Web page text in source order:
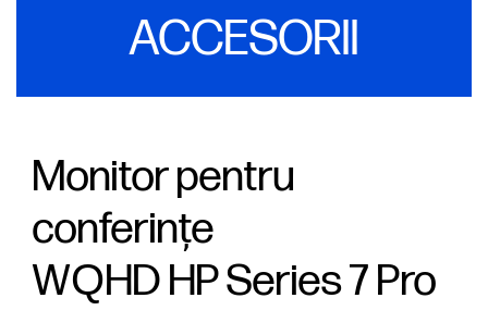
ACCESORII
Monitor pentru
conferințe
WQHD HP Series 7 Pro